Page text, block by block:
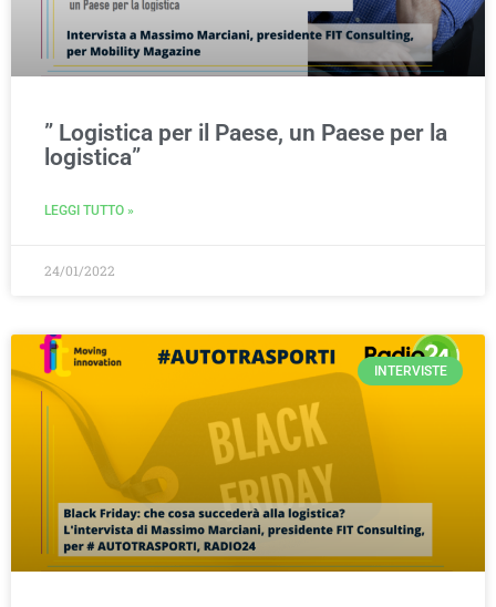
” Logistica per il Paese, un Paese per la
logistica”
LEGGI TUTTO »
24/01/2022
INTERVISTE